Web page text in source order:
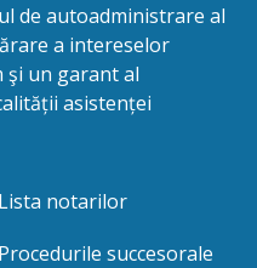
de autoadministrare al
a intereselor
şi un garant al
asistenței
Lista notarilor
Procedurile succesorale